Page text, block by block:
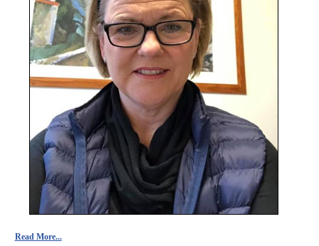
Read More...